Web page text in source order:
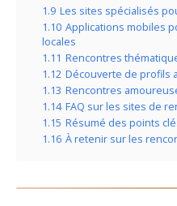
1.9 Les sites spécialisés
1.10 Applications mobiles
locales
1.11 Rencontres
1.12 Découverte de profils
1.13 Rencontres
1.14 FAQ sur les sites de
1.15 Résumé des points
1.16 À retenir sur les